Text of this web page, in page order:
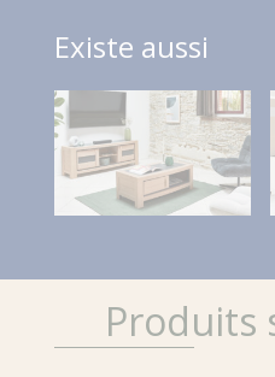
Existe aussi
Produits